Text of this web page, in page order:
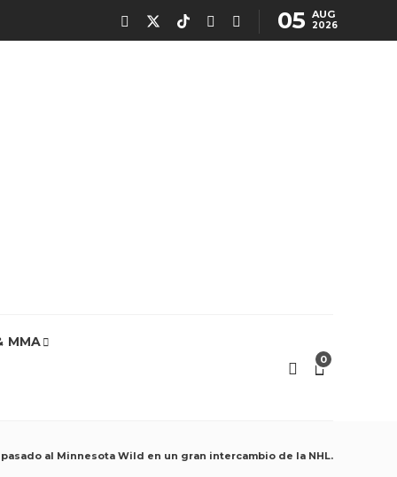
05 AUG
2026
MMA
0
al Minnesota Wild en un gran intercambio de la NHL.